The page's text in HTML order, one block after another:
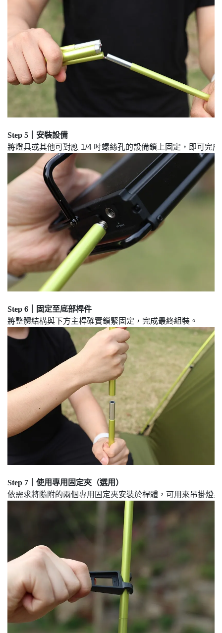
Step 5｜安裝設備
Step 6｜固定至底部桿件
Step 7｜使用專用固定夾（選用）